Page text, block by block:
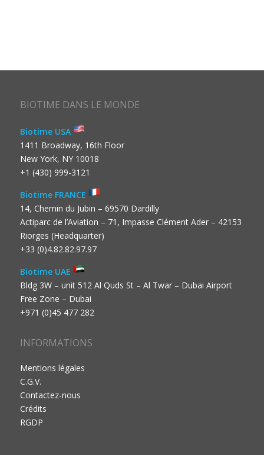
BIOTIME DANS LE MONDE
Biotime USA
1411 Broadway, 16th Floor
New York, NY 10018
+1 (430) 999-3121
Biotime FRANCE
14, Chemin du Jubin – 69570 Dardilly
Actiparc de l’Aviation – 71, Impasse Clément Ader – 42153
Riorges (Headquarter)
+33 (0)4.82.82.97.97
Biotime UAE
Bldg 3W – unit 512 Al Quds St – Al Twar – Dubai Airport
Free Zone – Dubai
+971 (0)45 477 282
INFORMATIONS
Mentions légales
C.G.V.
Contactez-nous
Crédits
RGDP